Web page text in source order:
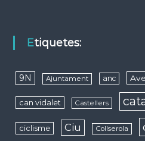
Etiquetes:
9N Ajuntament anc
can vidalet Castellers
ciclisme Ciu Collserola